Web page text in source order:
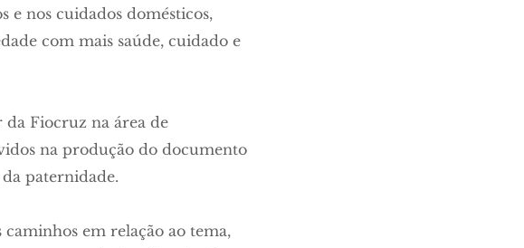
e nos cuidados domésticos,
com mais saúde, cuidado e
da Fiocruz na área de
na produção do documento
paternidade.
em relação ao tema,